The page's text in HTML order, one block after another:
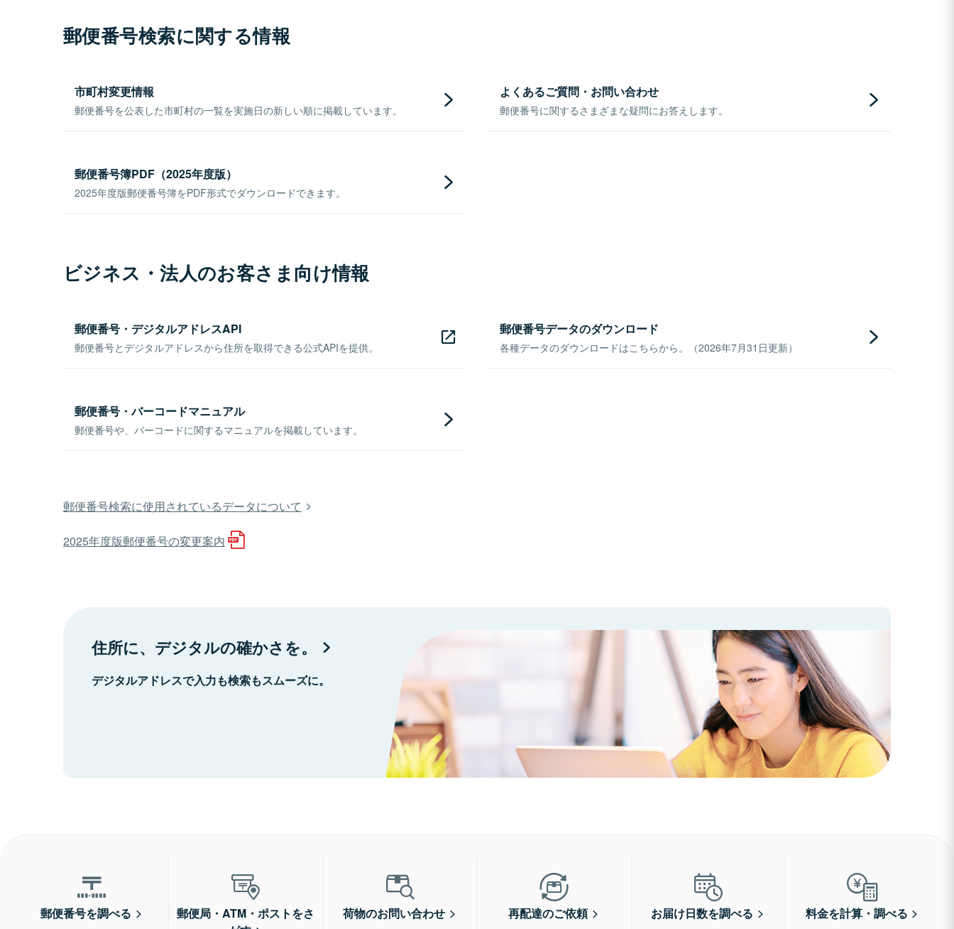
郵便番号検索に関する情報
市町村変更情報
郵便番号を公表した市町村の一覧を実施日の新しい順に掲載しています。
よくあるご質問・お問い合わせ
郵便番号に関するさまざまな疑問にお答えします。
郵便番号簿PDF（2025年度版）
2025年度版郵便番号簿をPDF形式でダウンロードできます。
ビジネス・法人のお客さま向け情報
郵便番号・デジタルアドレスAPI
郵便番号とデジタルアドレスから住所を取得できる公式APIを提供。
郵便番号データのダウンロード
各種データのダウンロードはこちらから。（2026年7月31日更新）
郵便番号・バーコードマニュアル
郵便番号や、バーコードに関するマニュアルを掲載しています。
郵便番号検索に使用されているデータについて
2025年度版郵便番号の変更案内
住所に、デジタルの確かさを。
デジタルアドレスで入力も検索もスムーズに。
郵便番号を調べる
郵便局・ATM・ポストをさ
荷物のお問い合わせ 再配達のご依頼 お届け日数を調べる 料金を計算・調べる